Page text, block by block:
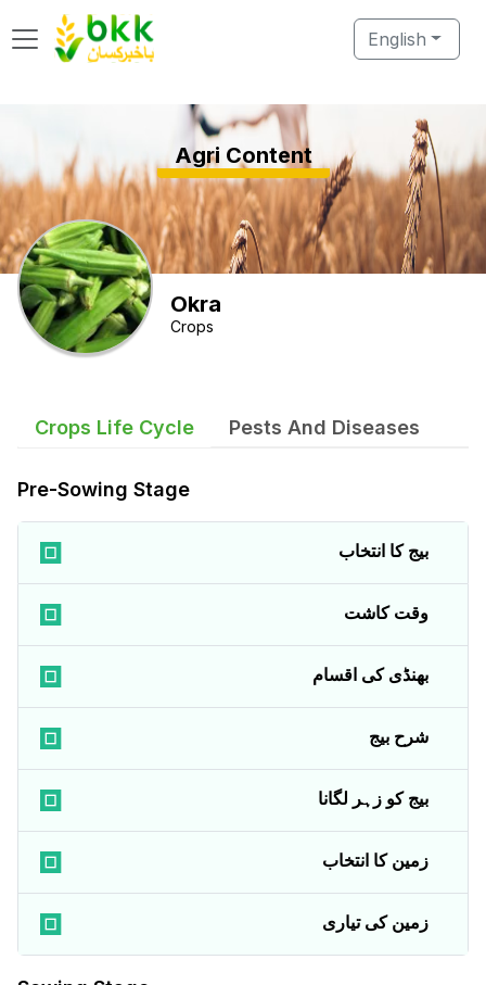
English
Agri Content
Okra
Crops
Crops Life Cycle Pests And Diseases
Pre-Sowing Stage
بیج کا انتخاب
وقت کاشت
بھنڈی کی اقسام
شرح بیج
بیج کو زہر لگانا
زمین کا انتخاب
زمین کی تیاری